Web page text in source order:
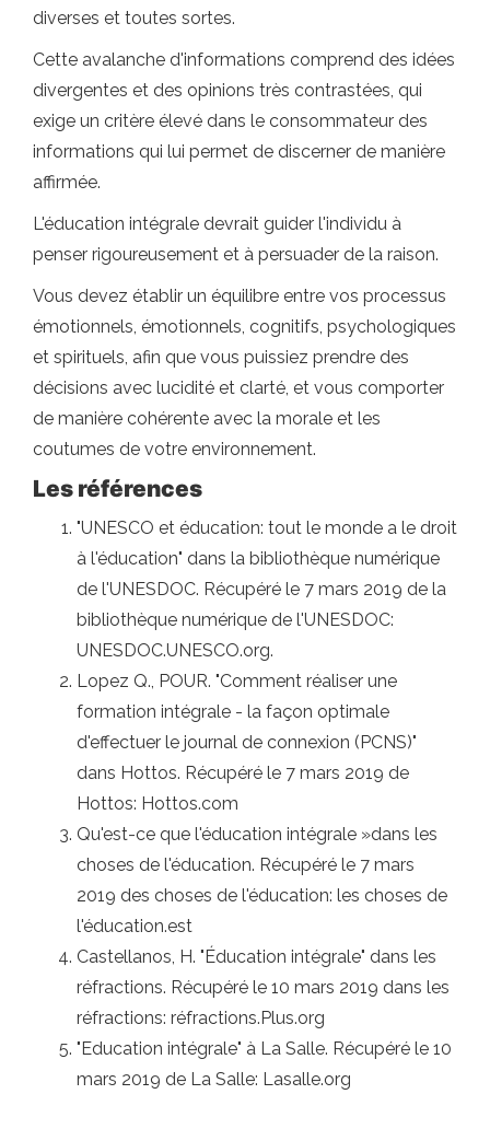
diverses et toutes sortes.
Cette avalanche d'informations comprend des idées
divergentes et des opinions très contrastées, qui
exige un critère élevé dans le consommateur des
informations qui lui permet de discerner de manière
affirmée.
L'éducation intégrale devrait guider l'individu à
penser rigoureusement et à persuader de la raison.
Vous devez établir un équilibre entre vos processus
émotionnels, émotionnels, cognitifs, psychologiques
et spirituels, afin que vous puissiez prendre des
décisions avec lucidité et clarté, et vous comporter
de manière cohérente avec la morale et les
coutumes de votre environnement.
Les références
"UNESCO et éducation: tout le monde a le droit
à l'éducation" dans la bibliothèque numérique
de l'UNESDOC. Récupéré le 7 mars 2019 de la
bibliothèque numérique de l'UNESDOC:
UNESDOC.UNESCO.org.
Lopez Q., POUR. "Comment réaliser une
formation intégrale - la façon optimale
d'effectuer le journal de connexion (PCNS)"
dans Hottos. Récupéré le 7 mars 2019 de
Hottos: Hottos.com
Qu'est-ce que l'éducation intégrale »dans les
choses de l'éducation. Récupéré le 7 mars
2019 des choses de l'éducation: les choses de
l'éducation.est
Castellanos, H. "Éducation intégrale" dans les
réfractions. Récupéré le 10 mars 2019 dans les
réfractions: réfractions.Plus.org
"Education intégrale" à La Salle. Récupéré le 10
mars 2019 de La Salle: Lasalle.org